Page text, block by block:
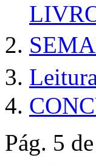
Pág. 5